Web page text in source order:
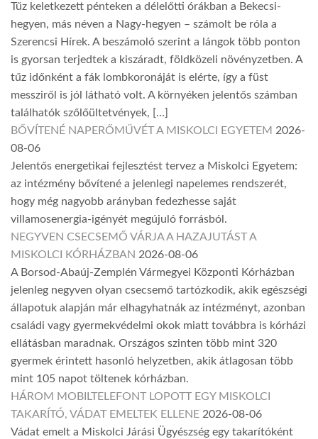
Tűz keletkezett pénteken a délelőtti órákban a Bekecsi-
hegyen, más néven a Nagy-hegyen – számolt be róla a
Szerencsi Hírek. A beszámoló szerint a lángok több ponton
is gyorsan terjedtek a kiszáradt, földközeli növényzetben. A
tűz időnként a fák lombkoronáját is elérte, így a füst
messziről is jól látható volt. A környéken jelentős számban
találhatók szőlőültetvények, […]
BŐVÍTENÉ NAPERŐMŰVÉT A MISKOLCI EGYETEM 2026-
08-06
Jelentős energetikai fejlesztést tervez a Miskolci Egyetem:
az intézmény bővítené a jelenlegi napelemes rendszerét,
hogy még nagyobb arányban fedezhesse saját
villamosenergia-igényét megújuló forrásból.
NEGYVEN CSECSEMŐ VÁRJA A HAZAJUTÁST A
MISKOLCI KÓRHÁZBAN 2026-08-06
A Borsod-Abaúj-Zemplén Vármegyei Központi Kórházban
jelenleg negyven olyan csecsemő tartózkodik, akik egészségi
állapotuk alapján már elhagyhatnák az intézményt, azonban
családi vagy gyermekvédelmi okok miatt továbbra is kórházi
ellátásban maradnak. Országos szinten több mint 320
gyermek érintett hasonló helyzetben, akik átlagosan több
mint 105 napot töltenek kórházban.
HÁROM MOBILTELEFONT LOPOTT EGY MISKOLCI
TAKARÍTÓ, VÁDAT EMELTEK ELLENE 2026-08-06
Vádat emelt a Miskolci Járási Ügyészség egy takarítóként